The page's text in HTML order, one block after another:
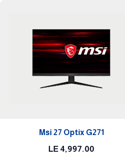
Msi 27 Optix G271
LE 4,997.00